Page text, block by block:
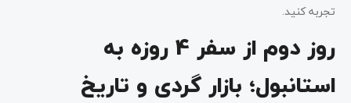
تجربه کنید.
روز دوم از سفر 4 روزه به
استانبول؛ بازار گردی و تاریخ